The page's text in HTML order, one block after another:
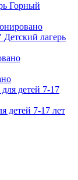
Горный
Детский лагерь
детей 7-17 лет